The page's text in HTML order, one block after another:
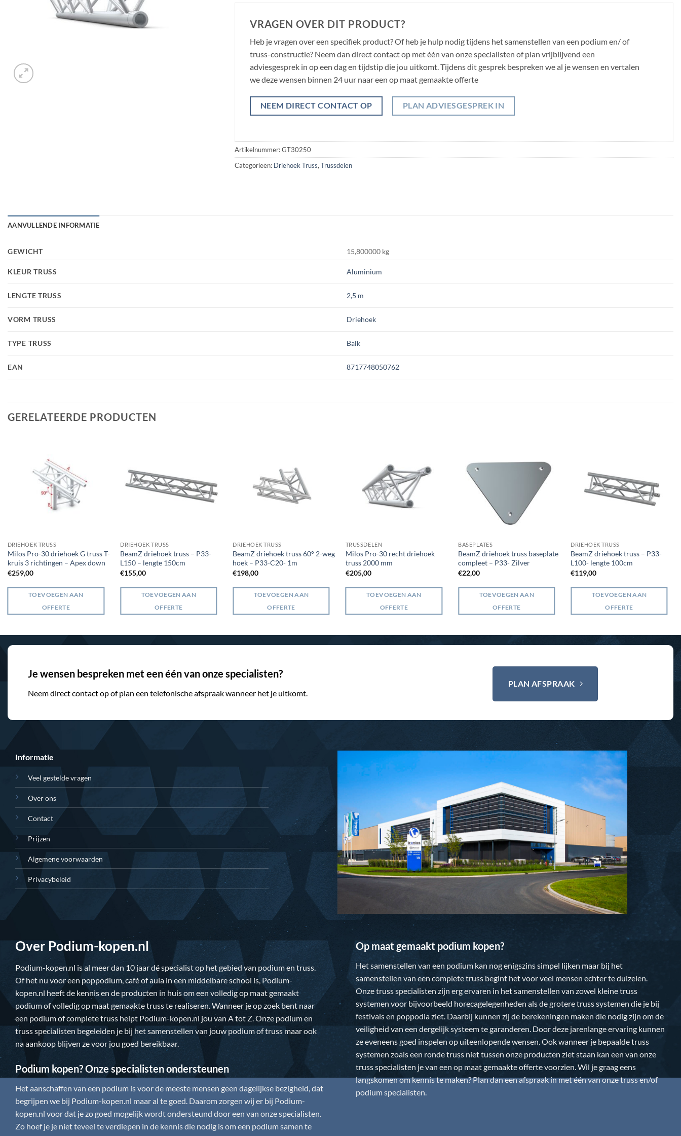
VRAGEN OVER DIT PRODUCT?
Heb je vragen over een specifiek product? Of heb je hulp nodig tijdens het samenstellen van een podium en/ of
truss-constructie? Neem dan direct contact op met één van onze specialisten of plan vrijblijvend een
adviesgesprek in op een dag en tijdstip die jou uitkomt. Tijdens dit gesprek bespreken we al je wensen en vertalen
we deze wensen binnen 24 uur naar een op maat gemaakte offerte
NEEM DIRECT CONTACT OP PLAN ADVIESGESPREK IN
Artikelnummer:GT30250
Categorieën: Driehoek Truss, Trussdelen
AANVULLENDE INFORMATIE
GEWICHT 15,800000 kg
KLEUR TRUSS Aluminium
LENGTE TRUSS 2,5 m
VORM TRUSS Driehoek
TYPE TRUSS Balk
EAN 8717748050762
GERELATEERDE PRODUCTEN
DRIEHOEK TRUSS
Milos Pro-30 driehoek G truss T-
kruis 3 richtingen – Apex down
€259,00
TOEVOEGEN AAN
OFFERTE
DRIEHOEK TRUSS
BeamZ driehoek truss – P33-
L150 – lengte 150cm
€155,00
TOEVOEGEN AAN
OFFERTE
DRIEHOEK TRUSS
BeamZ driehoek truss 60° 2-weg
hoek – P33-C20- 1m
€198,00
TOEVOEGEN AAN
OFFERTE
TRUSSDELEN
Milos Pro-30 recht driehoek
truss 2000 mm
€205,00
TOEVOEGEN AAN
OFFERTE
BASEPLATES
BeamZ driehoek truss baseplate
compleet – P33- Zilver
€22,00
TOEVOEGEN AAN
OFFERTE
DRIEHOEK TRUSS
BeamZ driehoek truss – P33-
L100- lengte 100cm
€119,00
TOEVOEGEN AAN
OFFERTE
Je wensen bespreken met een één van onze specialisten?
Neem direct contact op of plan een telefonische afspraak wanneer het je uitkomt.
PLAN AFSPRAAK
Informatie
Veel gestelde vragen
Over ons
Contact
Prijzen
Algemene voorwaarden
Privacybeleid
Over Podium-kopen.nl
Podium-kopen.nl is al meer dan 10 jaar dé specialist op het gebied van podium en truss.
Of het nu voor een poppodium, café of aula in een middelbare school is,Podium-
kopen.nl heeft de kennis en de producten in huis om een volledig op maat gemaakt
podium of volledig op maat gemaakte truss te realiseren. Wanneer je op zoek bent naar
een podium of complete truss helpt Podium-kopen.nl jou van A tot Z. Onze podium en
truss specialisten begeleiden je bij het samenstellen van jouw podium of truss maar ook
na aankoop blijven ze voor jou goed bereikbaar.
Podium kopen? Onze specialisten ondersteunen
Het aanschaffen van een podium is voor de meeste mensen geen dagelijkse bezigheid, dat
begrijpen we bij Podium-kopen.nl maar al te goed. Daarom zorgen wij er bij Podium-
kopen.nl voor dat je zo goed mogelijk wordt ondersteund door een van onze specialisten.
Zo hoef je je niet teveel te verdiepen in de kennis die nodig is om een podium samen te
Op maat gemaakt podium kopen?
Het samenstellen van een podium kan nog enigszins simpel lijken maar bij het
samenstellen van een complete truss begint het voor veel mensen echter te duizelen.
Onze truss specialisten zijn erg ervaren in het samenstellen van zowel kleine truss
systemen voor bijvoorbeeld horecagelegenheden als de grotere truss systemen die je bij
festivals en poppodia ziet. Daarbij kunnen zij de berekeningen maken die nodig zijn om de
veiligheid van een dergelijk systeem te garanderen. Door deze jarenlange ervaring kunnen
ze eveneens goed inspelen op uiteenlopende wensen. Ook wanneer je bepaalde truss
systemen zoals een ronde truss niet tussen onze producten ziet staan kan een van onze
truss specialisten je van een op maat gemaakte offerte voorzien. Wil je graag eens
langskomen om kennis te maken? Plan dan een afspraak in met één van onze truss en/of
podium specialisten.